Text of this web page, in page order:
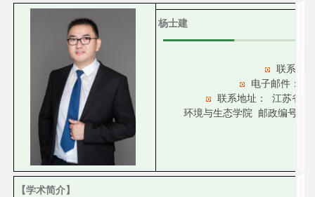
杨士建
联系电
电子邮件：
联系地址：
江苏省无
环境与生态学院 邮政编号：
【学术简介】